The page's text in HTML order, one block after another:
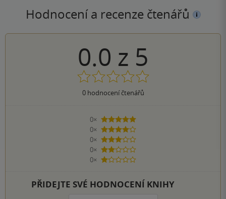
Hodnocení a recenze čtenářů
0.0 z 5
0hodnocení čtenářů
0×
5 hvězdiček
0×
4 hvězdičky
0×
3 hvězdičky
0×
2 hvězdičky
0×
1 hvezdička
PŘIDEJTE SVÉ HODNOCENÍ KNIHY